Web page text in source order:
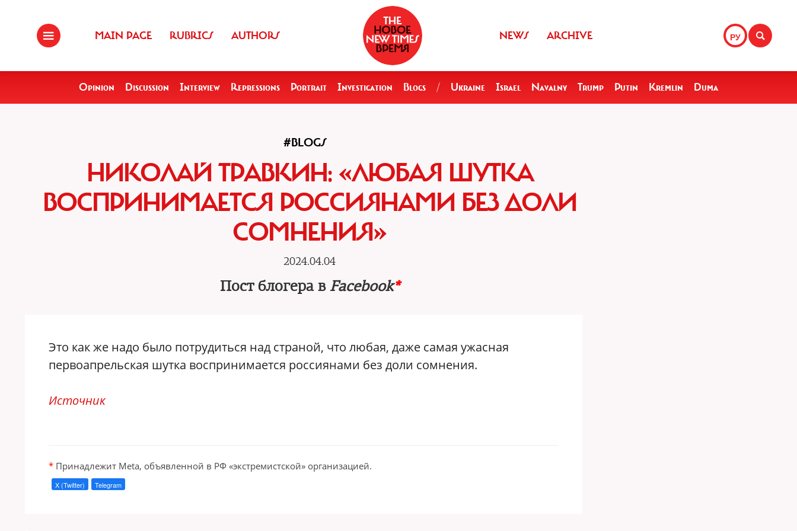
MAIN PAGE RUBRICS AUTHORS РУ
NEWS ARCHIVE
Opinion Discussion Interview Repressions Portrait Investigation Blogs / Ukraine Israel Navalny Trump Putin Kremlin Duma
#BLOGS
НИКОЛАЙ ТРАВКИН: «ЛЮБАЯ ШУТКА
ВОСПРИНИМАЕТСЯ РОССИЯНАМИ БЕЗ ДОЛИ
СОМНЕНИЯ»
2024.04.04
Пост блогера в Facebook*
Это как же надо было потрудиться над страной, что любая, даже самая ужасная
первоапрельская шутка воспринимается россиянами без доли сомнения.
Источник
* Принадлежит Meta, объявленной в РФ «экстремистской» организацией.
X (Twitter) Telegram